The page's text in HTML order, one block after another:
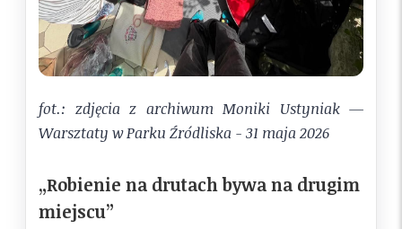
fot.: zdjęcia z archiwum Moniki Ustyniak —
Warsztaty w Parku Źródliska - 31 maja 2026
„Robienie na drutach bywa na drugim
miejscu”